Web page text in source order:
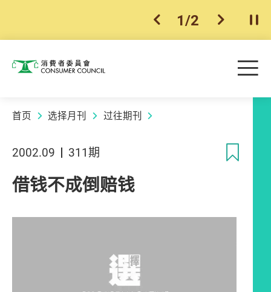
上一个
1/2 下一个开
消费者委员会 目
首页 选择月刊 过往期刊
2002.09 311期
借钱不成倒赔钱